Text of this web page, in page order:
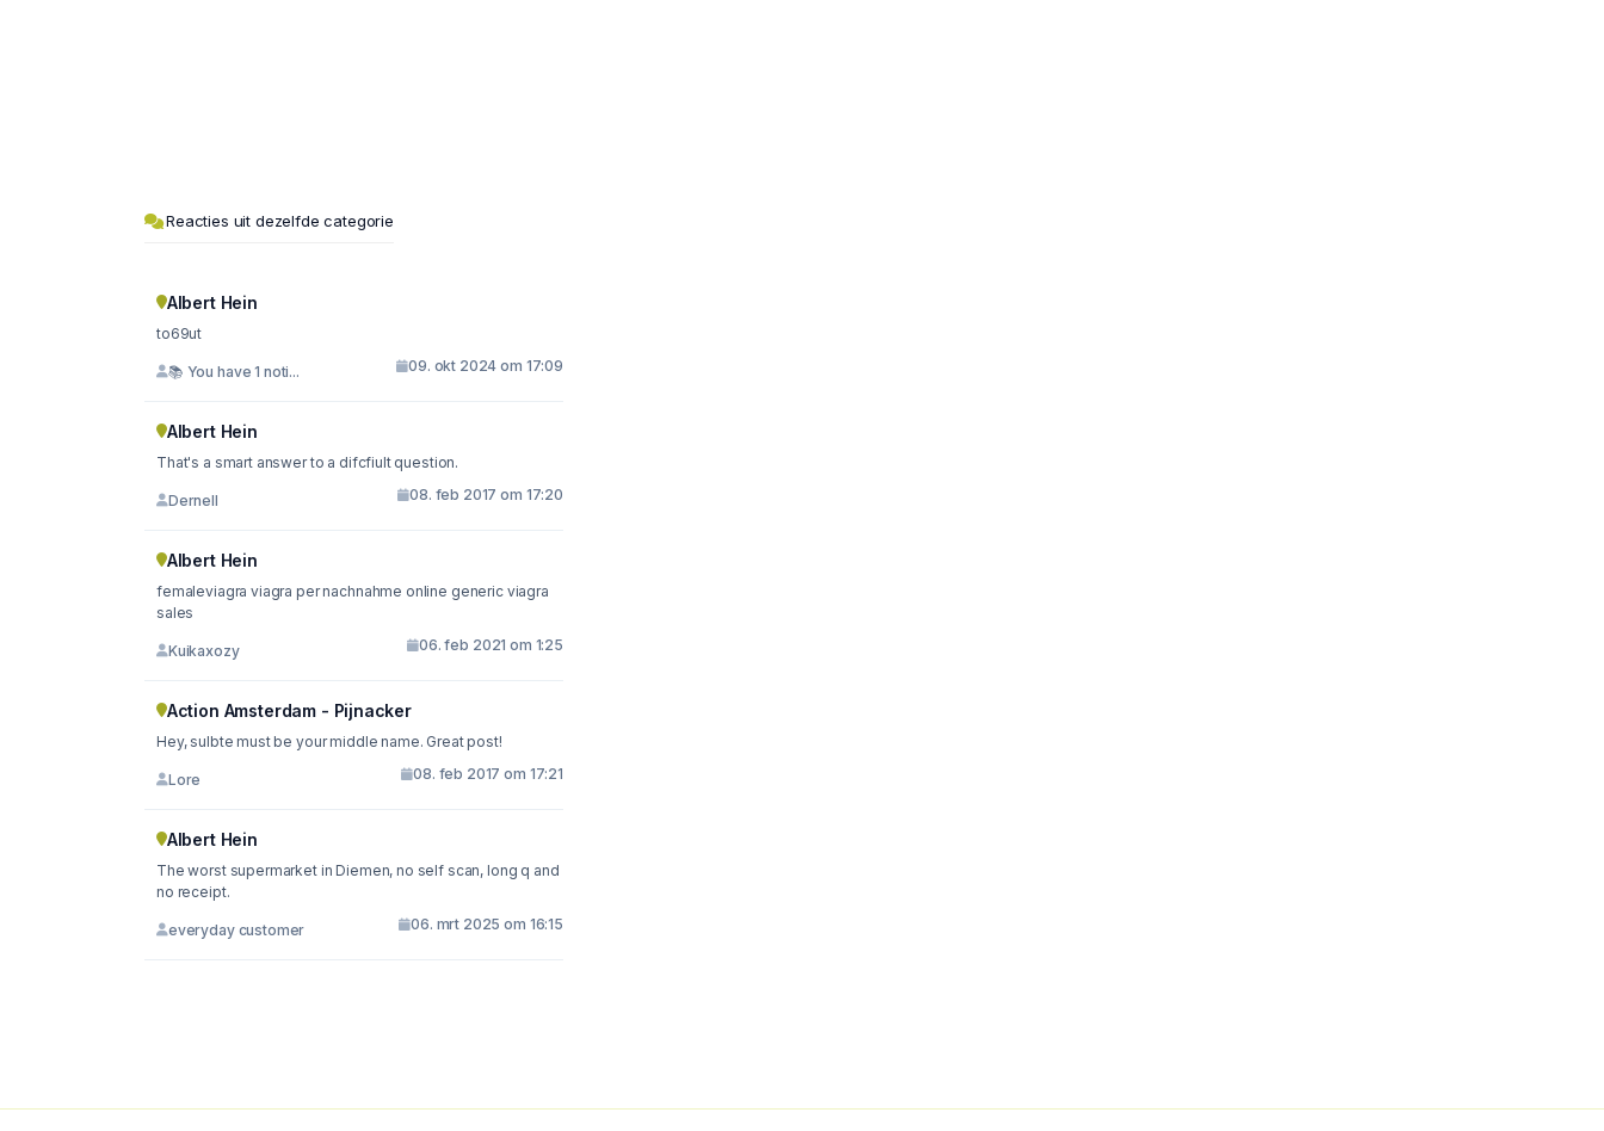
Reacties uit dezelfde categorie
Albert Hein
to69ut
📚 You have 1 noti... 09. okt 2024 om 17:09
Albert Hein
That's a smart answer to a difcfiult question.
Dernell 08. feb 2017 om 17:20
Albert Hein
femaleviagra viagra per nachnahme online generic viagra
sales
Kuikaxozy 06. feb 2021 om 1:25
Action Amsterdam - Pijnacker
Hey, sulbte must be your middle name. Great post!
Lore 08. feb 2017 om 17:21
Albert Hein
The worst supermarket in Diemen, no self scan, long q and
no receipt.
everyday customer 06. mrt 2025 om 16:15